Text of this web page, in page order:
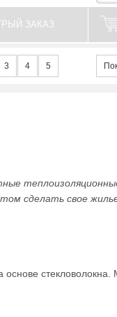
ЗАКАЗ
3 4 5
сделать свое